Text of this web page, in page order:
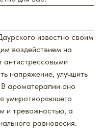
известно своим
воздействием на
антистрессовыми
напряжение, улучшить
В ароматерапии оно
умиротворяющего
и тревожностью, а
равновесия.